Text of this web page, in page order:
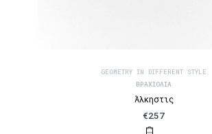
GEOMETRY IN DIFFERENT STYLE
ΒΡΑΧΙΌΛΙΑ
Άλκηστις
€257